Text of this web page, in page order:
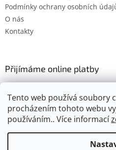
Tento web používá soubory
procházením tohoto webu
používáním.. Více informací
Podmínky ochrany osobních
O nás
Kontakty
Přijímáme online platby